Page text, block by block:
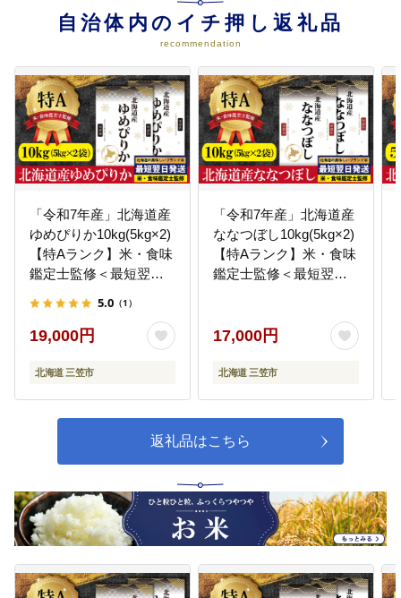
8.三笠鉄道村の運営事業費
幌内鉄道に三笠鉄道村がありま
機関車があるなど、貴重な資料、
車両が多数展示されています。こ
れらを将来につないでいくため、
適切な保存に関する事業に活用し
ます。
水素製造事業
三笠市では、クリーンな水素の地
産地消を通じた地域活性化を目指
しています。 未来のエネルギー
自治体内のイチ押し返礼品
recommendation
「令和7年産」北海道産
ゆめぴりか10kg(5kg×2)
【特Aランク】米・食味
鑑定士監修＜最短翌日
5.0 （1）
19,000円
北海道 三笠市
「令和7年産」北海道産
ななつぼし10kg(5kg×2)
【特Aランク】米・食味
鑑定士監修＜最短翌日
17,000円
北海道 三笠市
返礼品はこちら